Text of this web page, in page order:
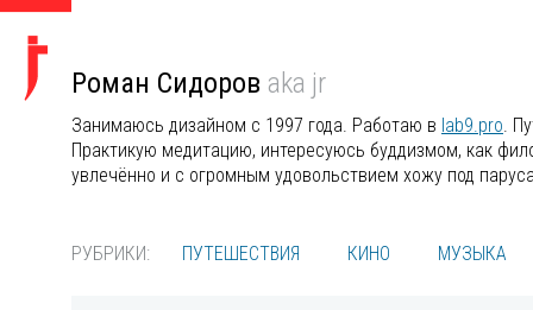
Роман Сидоров aka jr
Занимаюсь дизайном с 1997 года. Работаю в lab9.pro.
Практикую медитацию, интересуюсь буддизмом, как
увлечённо и с огромным удовольствием хожу под
РУБРИКИ: ПУТЕШЕСТВИЯ КИНО МУЗЫКА